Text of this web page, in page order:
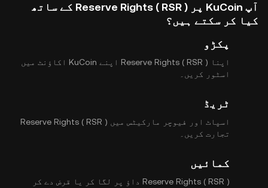
آپ KuCoin پر Reserve Rights ( RSR ) کے ساتھ
کیا کر سکتے ہیں؟
پکڑو
اپنا Reserve Rights ( RSR ) اپنے KuCoin اکاؤنٹ میں
اسٹور کریں۔
ٹریڈ
اسپاٹ اور فیوچر مارکیٹس میں Reserve Rights ( RSR )
تجارت کریں۔
کمائیں
Reserve Rights ( RSR ) داؤ پر لگا کر یا قرض دے کر